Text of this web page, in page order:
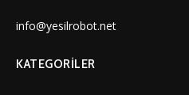
info@yesilrobot.net
KATEGORILER